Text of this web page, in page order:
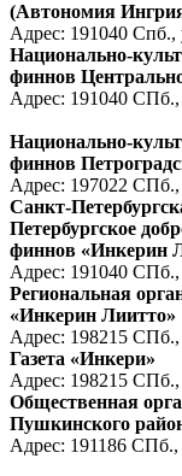
(Автономия
Адрес: 191040
Национально-
финнов
Адрес: 191040
Национально-
финнов
Адрес: 197022
Санкт-
Петербургское
финнов «Инкерин
Адрес: 191040
Региональная
«Инкерин Лиитто»
Адрес: 198215
Газета «Инкери»
Адрес: 198215
Общественная
Пушкинского
Адрес: 191186